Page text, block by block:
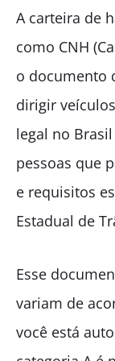
A carteira de
como CNH
o documento
dirigir
legal no
pessoas que
e requisitos
Estadual de
Esse
variam de
você está